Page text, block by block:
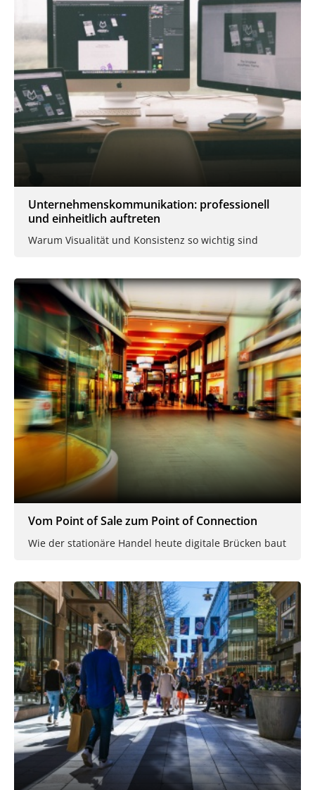
Unternehmenskommunikation: professionell
und einheitlich auftreten
Warum Visualität und Konsistenz so wichtig sind
Vom Point of Sale zum Point of Connection
Wie der stationäre Handel heute digitale Brücken baut